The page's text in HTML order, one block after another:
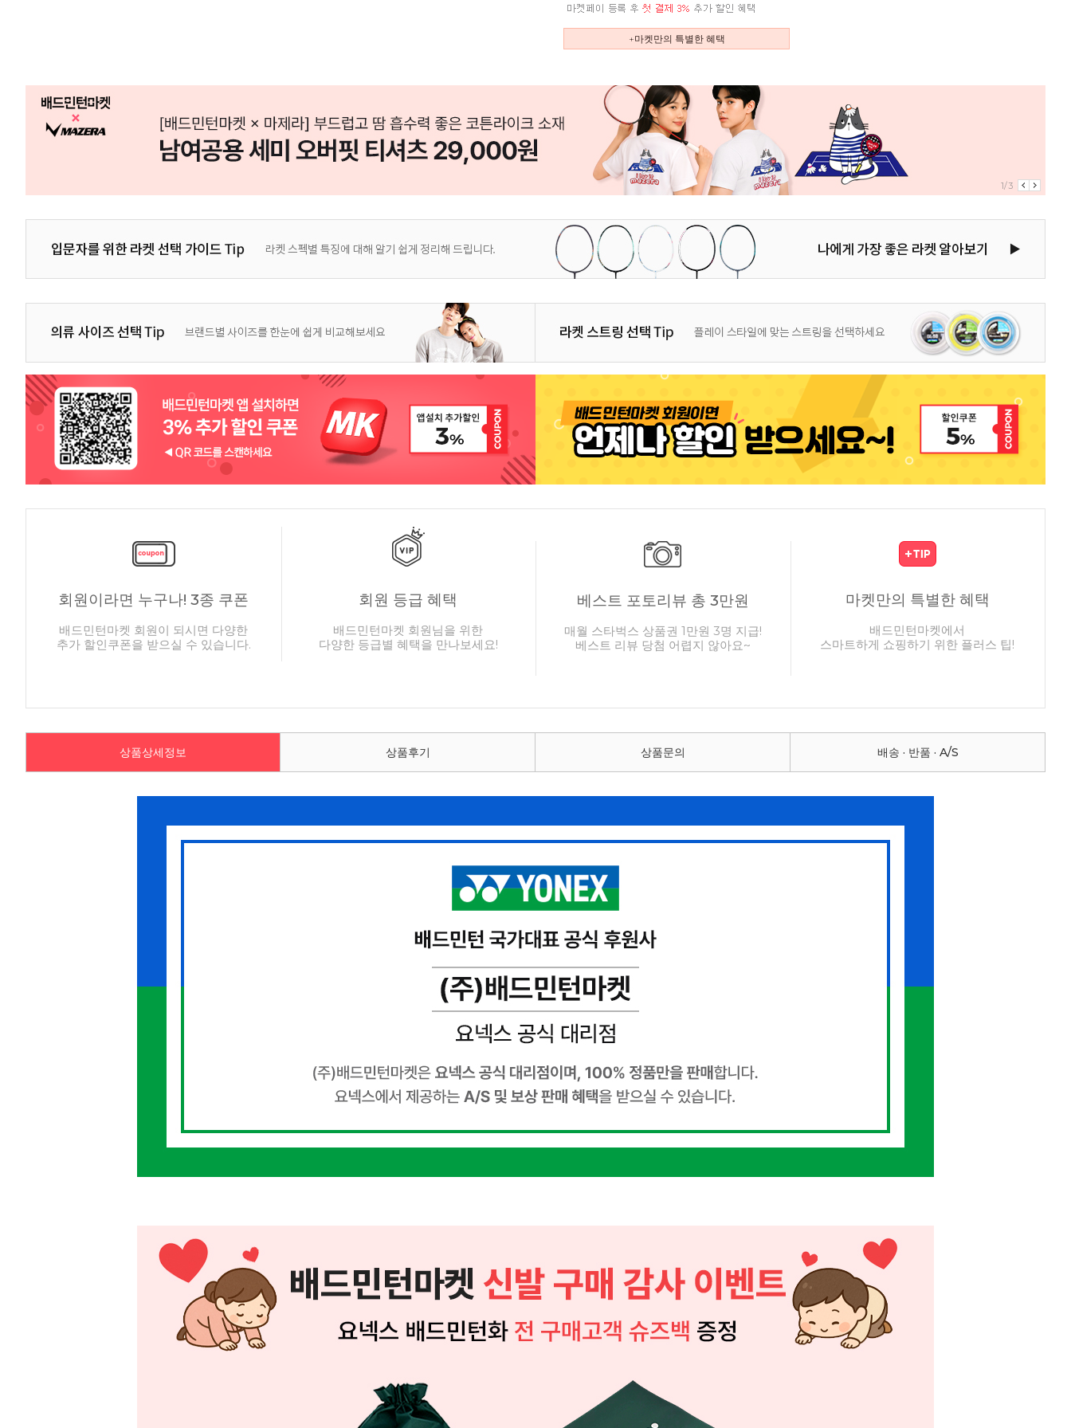
+마켓만의 특별한 혜택
2/3
회원이라면 누구나! 3종 쿠폰
배드민턴마켓 회원이 되시면 다양한
추가 할인쿠폰을 받으실 수 있습니다.
회원 등급 혜택
배드민턴마켓 회원님을 위한
다양한 등급별 혜택을 만나보세요!
베스트 포토리뷰 총 3만원
매월 스타벅스 상품권 1만원 3명 지급!
베스트 리뷰 당첨 어렵지 않아요~
마켓만의 특별한 혜택
배드민턴마켓에서
스마트하게 쇼핑하기 위한 플러스 팁!
상품상세정보 상품후기 상품문의 배송 · 반품 · A/S